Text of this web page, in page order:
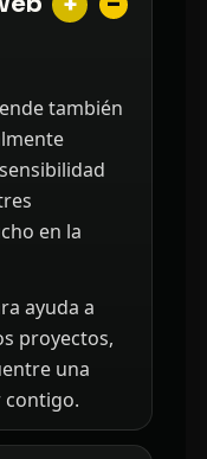
también
en la
ayuda a
proyectos,
una
contigo.